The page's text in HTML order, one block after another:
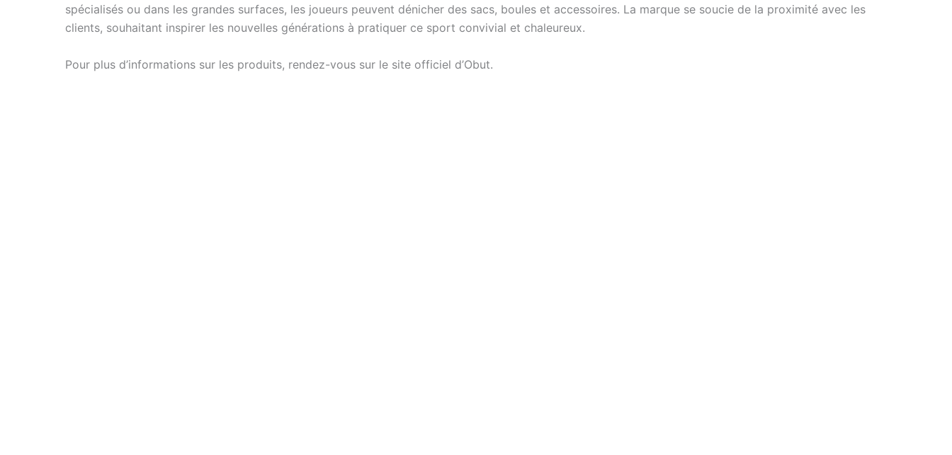
spécialisés ou dans les grandes surfaces, les joueurs peuvent dénicher des sacs, boules et accessoires. La marque se soucie de la proximité avec les
clients, souhaitant inspirer les nouvelles générations à pratiquer ce sport convivial et chaleureux.
Pour plus d’informations sur les produits, rendez-vous sur le site officiel d’Obut.